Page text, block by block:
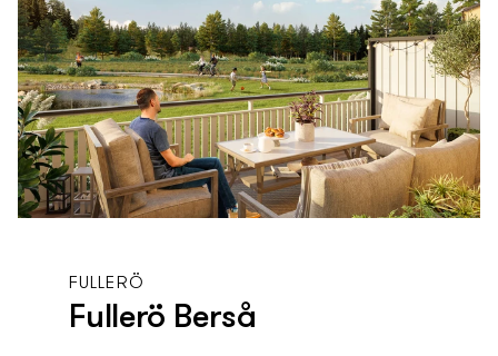
FULLERÖ
Fullerö Berså